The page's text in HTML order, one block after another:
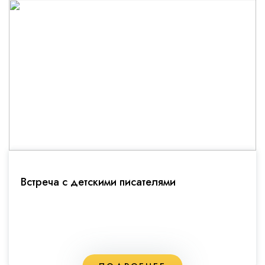
Встреча с детскими писателями